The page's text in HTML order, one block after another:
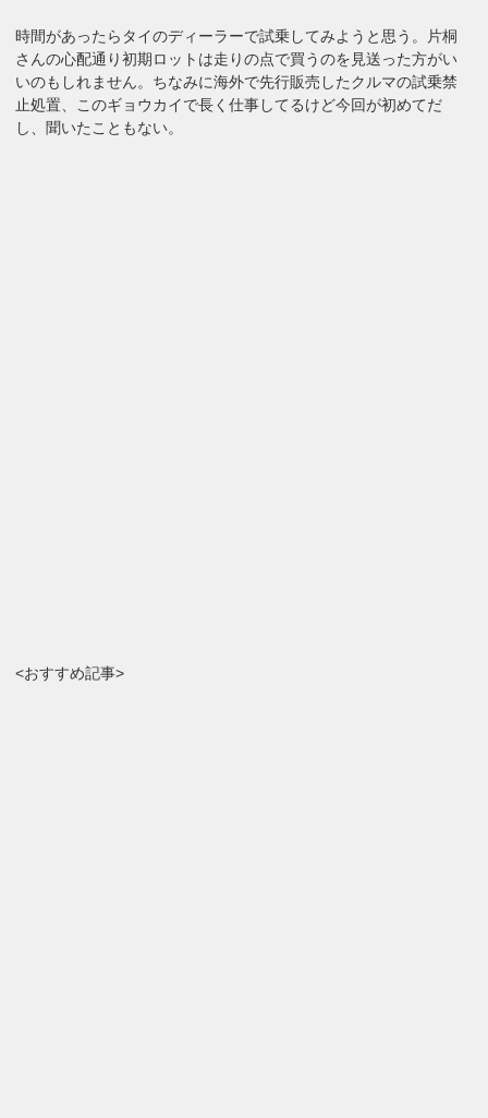
時間があったらタイのディーラーで試乗してみようと思う。片桐
さんの心配通り初期ロットは走りの点で買うのを見送った方がい
いのもしれません。ちなみに海外で先行販売したクルマの試乗禁
止処置、このギョウカイで長く仕事してるけど今回が初めてだ
し、聞いたこともない。
<おすすめ記事>